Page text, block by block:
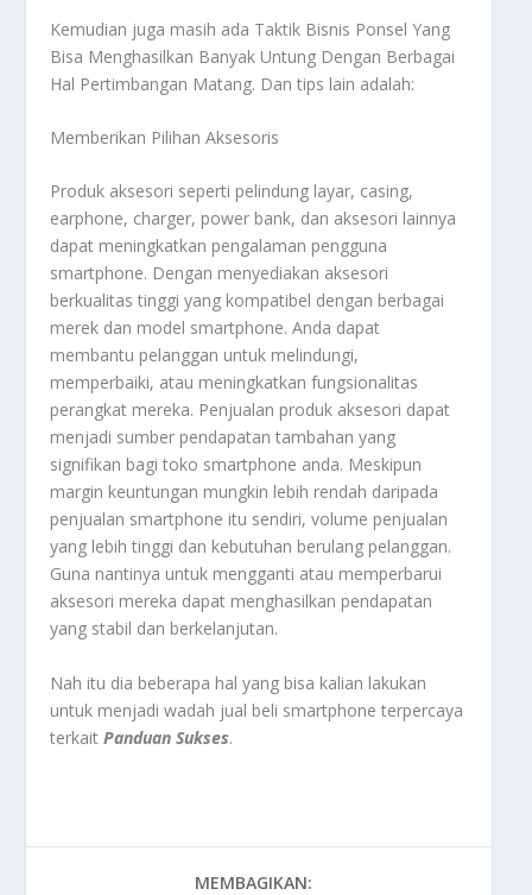
Kemudian juga masih ada Taktik Bisnis Ponsel Yang
Bisa Menghasilkan Banyak Untung Dengan Berbagai
Hal Pertimbangan Matang. Dan tips lain adalah:
Memberikan Pilihan Aksesoris
Produk aksesori seperti pelindung layar, casing,
earphone, charger, power bank, dan aksesori lainnya
dapat meningkatkan pengalaman pengguna
smartphone. Dengan menyediakan aksesori
berkualitas tinggi yang kompatibel dengan berbagai
merek dan model smartphone. Anda dapat
membantu pelanggan untuk melindungi,
memperbaiki, atau meningkatkan fungsionalitas
perangkat mereka. Penjualan produk aksesori dapat
menjadi sumber pendapatan tambahan yang
signifikan bagi toko smartphone anda. Meskipun
margin keuntungan mungkin lebih rendah daripada
penjualan smartphone itu sendiri, volume penjualan
yang lebih tinggi dan kebutuhan berulang pelanggan.
Guna nantinya untuk mengganti atau memperbarui
aksesori mereka dapat menghasilkan pendapatan
yang stabil dan berkelanjutan.
Nah itu dia beberapa hal yang bisa kalian lakukan
untuk menjadi wadah jual beli smartphone terpercaya
terkaitPanduan Sukses.
MEMBAGIKAN: